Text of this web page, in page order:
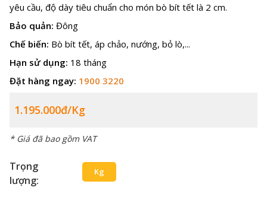
yêu cầu, độ dày tiêu chuẩn cho món bò bít tết là 2 cm.
Bảo quản: Đông
Chế biến: Bò bít tết, áp chảo, nướng, bỏ lò,...
Hạn sử dụng: 18 tháng
Đặt hàng ngay: 1900 3220
1.195.000đ/kg
* Giá đã bao gồm VAT
Trọng
lượng:
Kg